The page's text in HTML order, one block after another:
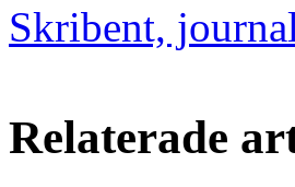
Skribent,
Relaterade